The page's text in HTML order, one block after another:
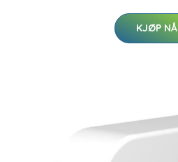
KJØP NÅ